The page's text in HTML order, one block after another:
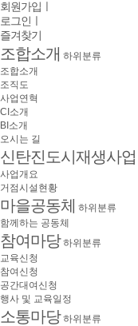
회원가입
로그인
즐겨찾기
조합소개 하위분류
조합소개
조직도
사업연혁
CI소개
BI소개
오시는 길
신탄진도시재생사업
사업개요
거점시설현황
마을공동체 하위분류
함께하는 공동체
참여마당 하위분류
교육신청
참여신청
공간대여신청
행사 및 교육일정
소통마당 하위분류